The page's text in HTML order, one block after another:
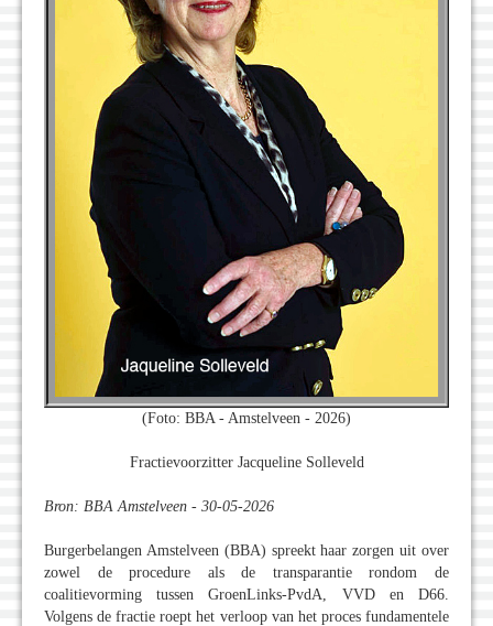
(Foto: BBA - Amstelveen - 2026)
Fractievoorzitter Jacqueline Solleveld
Bron: BBA Amstelveen - 30-05-2026
Burgerbelangen Amstelveen (BBA) spreekt haar zorgen uit over
zowel de procedure als de transparantie rondom de
coalitievorming tussen GroenLinks-PvdA, VVD en D66.
Volgens de fractie roept het verloop van het proces fundamentele